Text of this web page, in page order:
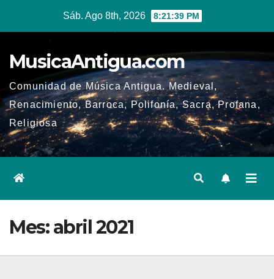
Sáb. Ago 8th, 2026 8:21:40 PM
MusicaAntigua.com
Comunidad de Música Antigua. Medieval,
Renacimiento, Barroca, Polifonía, Sacra, Profana,
Religiosa
Mes:abril 2021